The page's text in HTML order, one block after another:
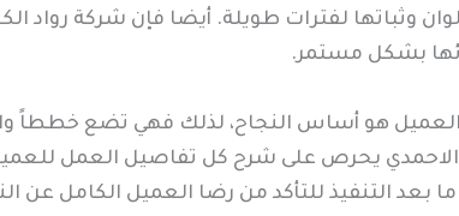
وثباتها لفترات طويلة. أيضا فإن شركة رواد
بشكل مستمر.
العميل هو أساس النجاح، لذلك فهي تضع خططاً
يحرص على شرح كل تفاصيل العمل
التنفيذ للتأكد من رضا العميل الكامل عن